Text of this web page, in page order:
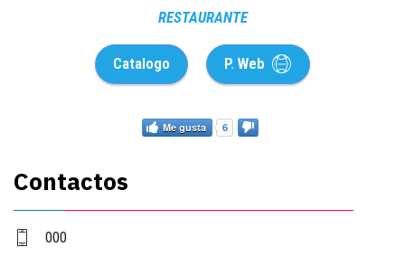
RESTAURANTE
Catalogo P. Web
Me gusta 6
Contactos
000